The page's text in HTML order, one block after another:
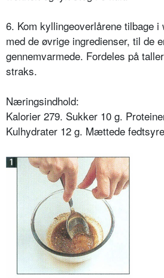
6. Kom kyllingeoverlårene tilbage i
med de øvrige ingredienser, til de
gennemvarmede. Fordeles på
straks.
Næringsindhold:
Kalorier 279. Sukker 10 g.
Kulhydrater 12 g. Mættede